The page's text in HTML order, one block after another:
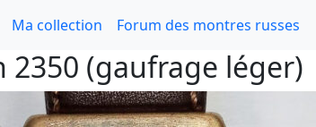
Ma collection Forum des montres russes
2350 (gaufrage léger)